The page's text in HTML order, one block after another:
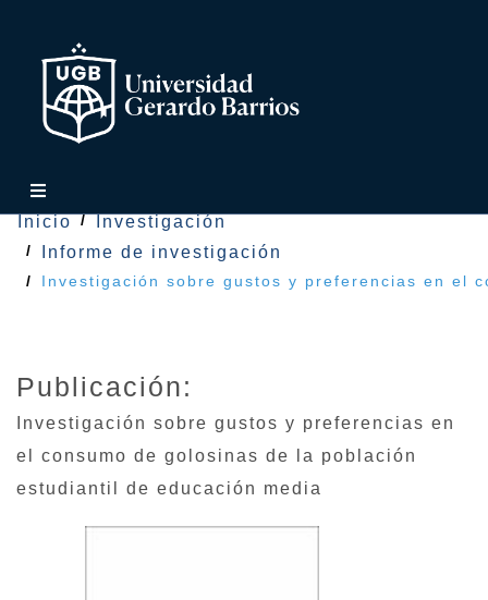
Inicio
Investigación
Informe de investigación
Investigación sobre gustos y preferencias en el
Publicación:
Investigación sobre gustos y preferencias en
el consumo de golosinas de la población
estudiantil de educación media